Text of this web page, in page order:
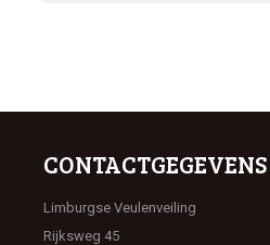
CONTACTGEGEVENS
Limburgse Veulenveiling
Rijksweg 45